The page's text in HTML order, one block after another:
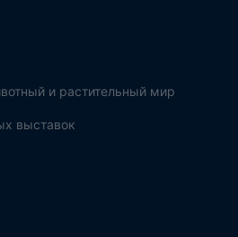
и растительный мир
выставок